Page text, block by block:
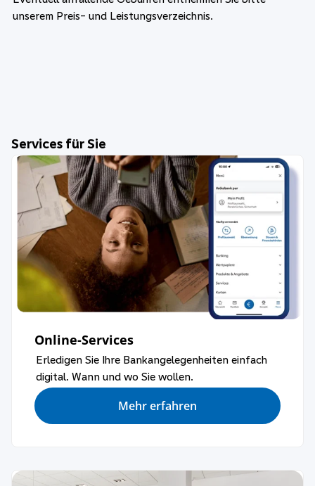
unserem Preis- und Leistungsverzeichnis.
Services für Sie
Online-Services
Erledigen Sie Ihre Bankangelegenheiten einfach
digital. Wann und wo Sie wollen.
Mehr erfahren